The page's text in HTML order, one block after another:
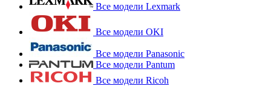
Все модели Lexmark
Все модели OKI
Все модели Panasonic
Все модели Pantum
Все модели Ricoh